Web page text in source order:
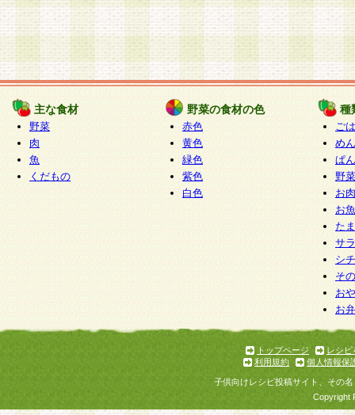
主な食材
野菜
肉
魚
くだもの
野菜の食材の色
赤色
黄色
緑色
紫色
白色
種
ご
めん
ぱん
野
お
お
た
サ
シ
そ
お
お
トップページ
レシピ
利用規約
個人情報保
子供向けレシピ投稿サイト、その
Copyright